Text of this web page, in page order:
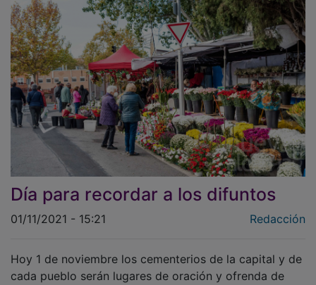
Día para recordar a los difuntos
01/11/2021 - 15:21
cada pueblo serán lugares de oración y ofrenda de